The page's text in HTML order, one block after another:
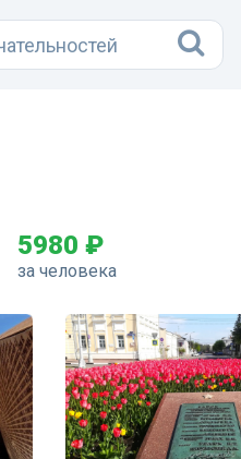
5980 ₽
за человека